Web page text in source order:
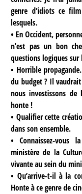
genre d’idiots ce
lesquels.
• En Occident,
n’est pas un bon
questions logiques
• Horrible
du budget ? Il
nous investissons de
honte !
• Qualifier cette
dans son ensemble.
• Сonnaissez-vous
ministère de la
vivante au sein du
• Qu’arrive-t-il à la
Honte à ce genre de